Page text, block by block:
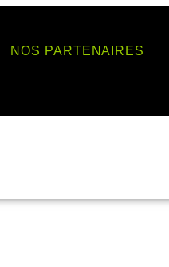
NOS PARTENAIRES